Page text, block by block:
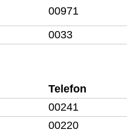
00971
0033
Telefon
00241
00220